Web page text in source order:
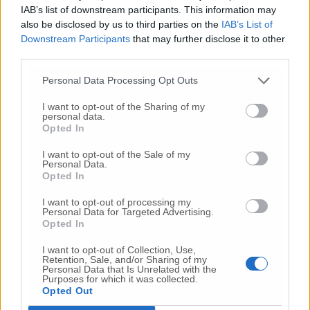
IAB’s list of downstream participants. This information may
also be disclosed by us to third parties on the IAB’s List of
Downstream Participants that may further disclose it to other
Personal Data Processing Opt Outs
I want to opt-out of the Sharing of my
personal data.
Opted In
I want to opt-out of the Sale of my
Personal Data.
Opted In
I want to opt-out of processing my
Personal Data for Targeted Advertising.
Opted In
I want to opt-out of Collection, Use,
Retention, Sale, and/or Sharing of my
Personal Data that Is Unrelated with the
Purposes for which it was collected.
Opted Out
centrale dal punto di vista geopolitico».
Domani mattina si proseguirà con la visita
allo scalo di Ancona.